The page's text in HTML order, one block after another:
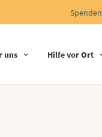
Spenden
uns Hilfe vor Ort